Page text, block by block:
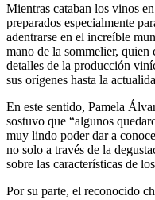
Mientras cataban los vinos
preparados especialmente
adentrarse en el increíble
mano de la sommelier,
detalles de la producción
sus orígenes hasta la
En este sentido, Pamela
sostuvo que “algunos
muy lindo poder dar a
no solo a través de la
sobre las características de
Por su parte, el reconocido